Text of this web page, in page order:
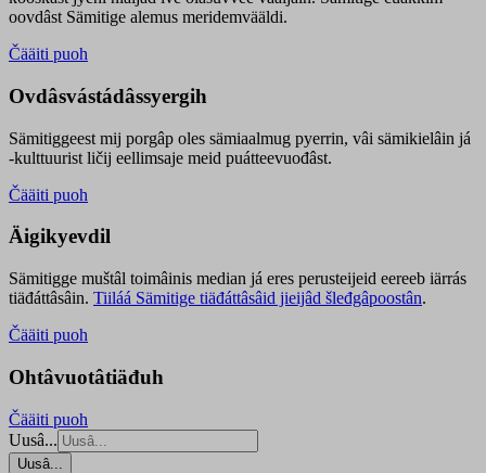
oovdâst Sämitige alemus meridemvääldi.
Čääiti puoh
Ovdâsvástádâssyergih
Sämitiggeest mij porgâp oles sämiaalmug pyerrin, vâi sämikielâin já
-kulttuurist ličij eellimsaje meid puátteevuođâst.
Čääiti puoh
Äigikyevdil
Sämitigge muštâl toimâinis median já eres perusteijeid eereeb iärrás
tiäđáttâsâin. Tiiláá Sämitige tiäđáttâsâid jieijâd šleđgâpoostân.
Čääiti puoh
Ohtâvuotâtiäđuh
Čääiti puoh
Uusâ...
Uusâ...